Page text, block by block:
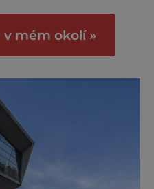
CK Praděd která
zájezdy po
mém okolí »